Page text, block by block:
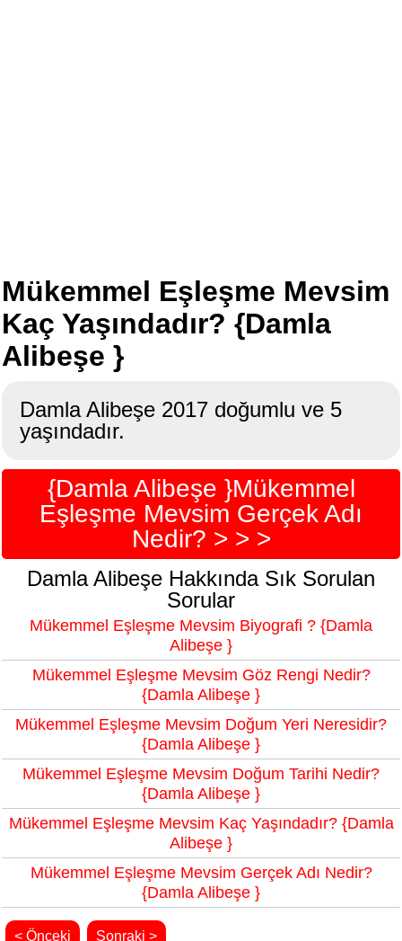
Mükemmel Eşleşme Mevsim
Kaç Yaşındadır? {Damla
Alibeşe }
Damla Alibeşe 2017 doğumlu ve 5
yaşındadır.
{Damla Alibeşe }Mükemmel
Eşleşme Mevsim Gerçek Adı
Nedir? > > >
Damla Alibeşe Hakkında Sık Sorulan
Sorular
Mükemmel Eşleşme Mevsim Biyografi ? {Damla
Alibeşe }
Mükemmel Eşleşme Mevsim Göz Rengi Nedir?
{Damla Alibeşe }
Mükemmel Eşleşme Mevsim Doğum Yeri Neresidir?
{Damla Alibeşe }
Mükemmel Eşleşme Mevsim Doğum Tarihi Nedir?
{Damla Alibeşe }
Mükemmel Eşleşme Mevsim Kaç Yaşındadır? {Damla
Alibeşe }
Mükemmel Eşleşme Mevsim Gerçek Adı Nedir?
{Damla Alibeşe }
< Önceki Sonraki >